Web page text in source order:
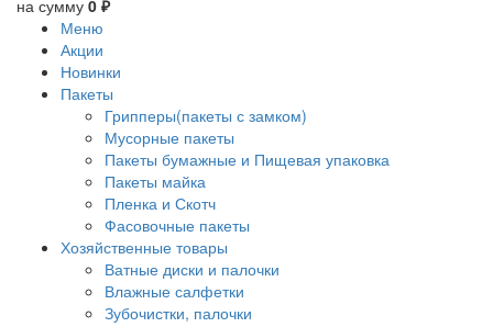
на сумму 0 ₽
Меню
Акции
Новинки
Пакеты
Грипперы(пакеты с замком)
Мусорные пакеты
Пакеты бумажные и Пищевая упаковка
Пакеты майка
Пленка и Скотч
Фасовочные пакеты
Хозяйственные товары
Ватные диски и палочки
Влажные салфетки
Зубочистки, палочки